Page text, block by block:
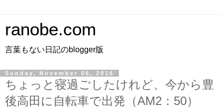
ranobe.com
言葉もない日記のblogger版
Sunday, November 06, 2016
ちょっと寝過ごしたけれど、今から豊
後高田に自転車で出発（AM2：50）